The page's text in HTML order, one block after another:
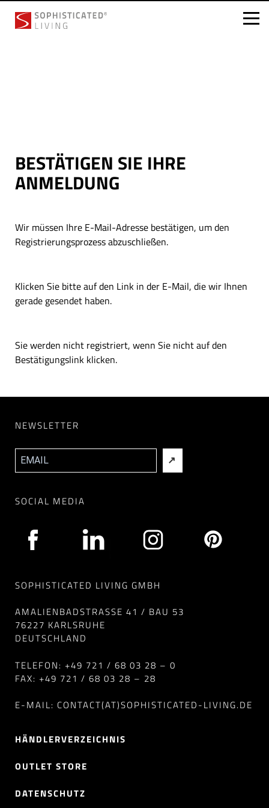
Skip
BESTÄTIGEN SIE IHRE
ANMELDUNG
Wir müssen Ihre E-Mail-Adresse bestätigen, um den
Registrierungsprozess abzuschließen.
Klicken Sie bitte auf den Link in der E-Mail, die wir Ihnen
gerade gesendet haben.
Sie werden nicht registriert, wenn Sie nicht auf den
Bestätigungslink klicken.
NEWSLETTER
SOCIAL MEDIA
SOPHISTICATED LIVING GMBH
AMALIENBADSTRASSE 41 / BAU 53
76227 KARLSRUHE
DEUTSCHLAND
TELEFON: +49 721 / 68 03 28 – 0
FAX: +49 721 / 68 03 28 – 28
E-MAIL: CONTACT(AT)SOPHISTICATED-LIVING.DE
HÄNDLERVERZEICHNIS
OUTLET STORE
DATENSCHUTZ